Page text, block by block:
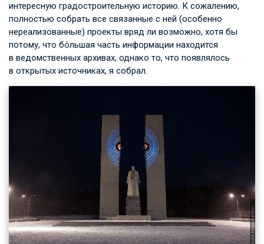
интересную градостроительную историю. К сожалению,
полностью собрать все связанные с ней (особенно
нереализованные) проекты вряд ли возможно, хотя бы
потому, что бо́льшая часть информации находится
в ведомственных архивах, однако то, что появлялось
в открытых источниках, я собрал.